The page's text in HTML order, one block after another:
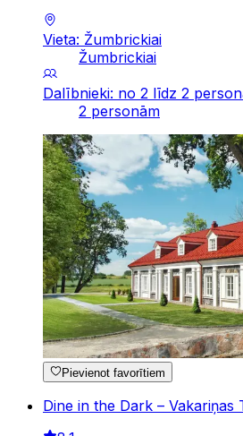
Vieta: Žumbrickiai
Žumbrickiai
Dalībnieki: no 2 līdz 2
2 personām
Pievienot favorītiem
Dine in the Dark – Vakariņas